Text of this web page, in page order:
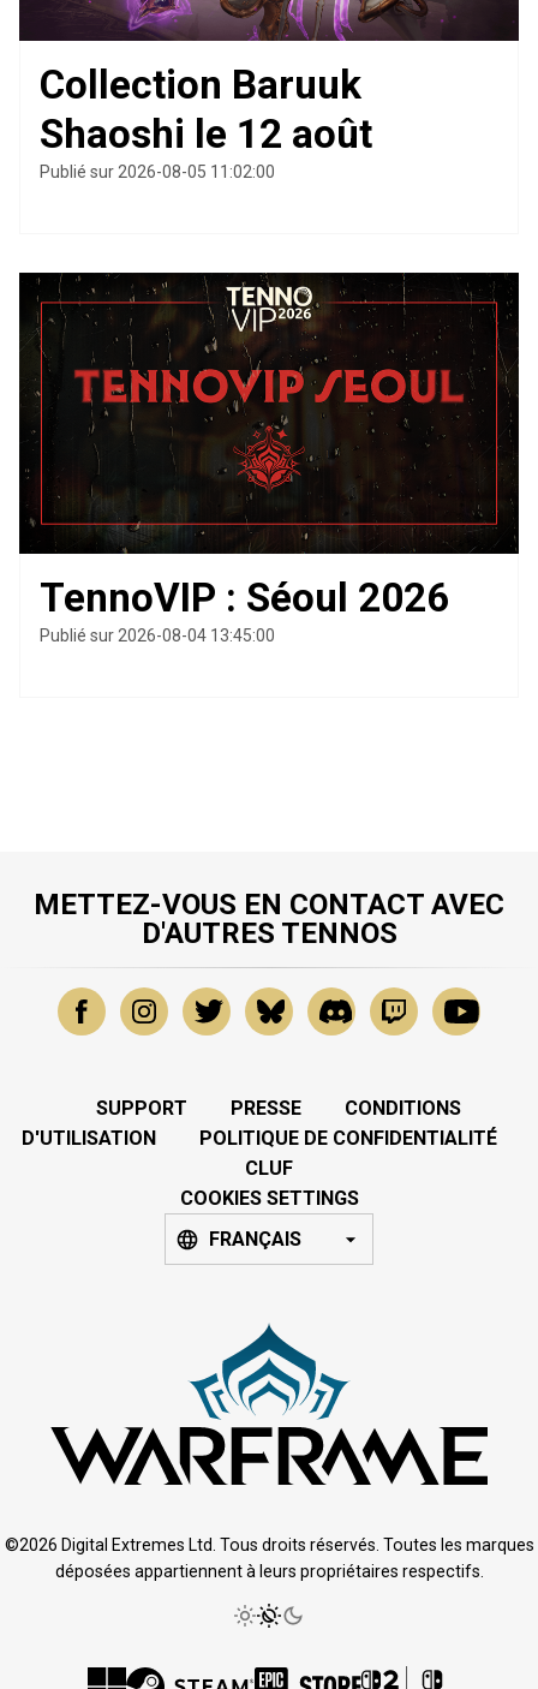
Collection Baruuk
Shaoshi le 12 août
Publié sur 2026-08-05 11:02:00
TennoVIP : Séoul 2026
Publié sur 2026-08-04 13:45:00
METTEZ-VOUS EN CONTACT AVEC
D'AUTRES TENNOS
SUPPORT PRESSE
CONDITIONS
D'UTILISATION
POLITIQUE DE CONFIDENTIALITÉ
CLUF
COOKIES SETTINGS
FRANÇAIS
©2026 Digital Extremes Ltd. Tous droits réservés. Toutes les marques
déposées appartiennent à leurs propriétaires respectifs.